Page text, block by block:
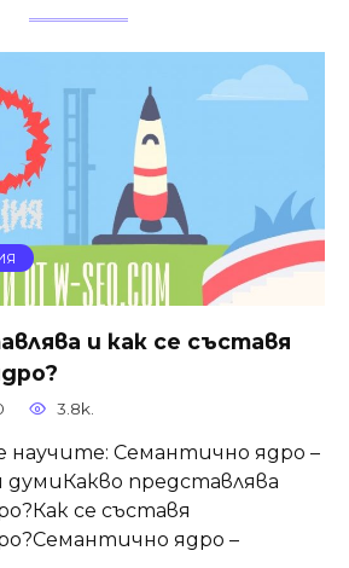
и как се съставя
3.8k.
Семантично ядро –
думиКакво представлява
се съставя
ядро –